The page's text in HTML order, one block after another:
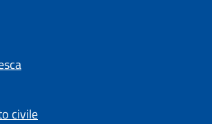
civile